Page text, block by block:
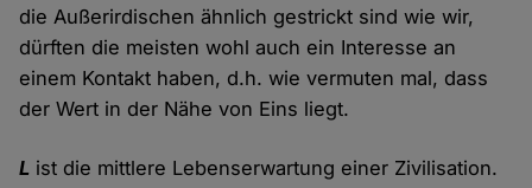
die Außerirdischen ähnlich gestrickt sind wie wir,
dürften die meisten wohl auch ein Interesse an
einem Kontakt haben, d.h. wie vermuten mal, dass
der Wert in der Nähe von Eins liegt.
L ist die mittlere Lebenserwartung einer Zivilisation.